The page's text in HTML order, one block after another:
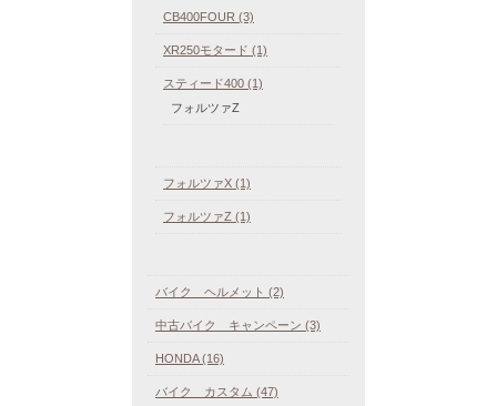
CB400FOUR (3)
XR250モタード (1)
スティード400 (1)
フォルツァZ
フォルツァX (1)
フォルツァZ (1)
バイク ヘルメット (2)
中古バイク キャンペーン (3)
HONDA (16)
バイク カスタム (47)